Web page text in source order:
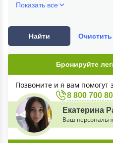
Показать все
Найти Очистить
Бронируйте
Позвоните и я вам помогут
8 800 700
Екатерина
Ваш